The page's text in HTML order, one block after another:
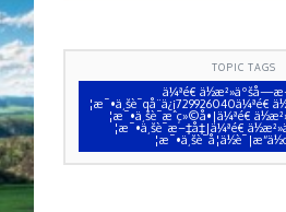
TOPIC TAGS
ä¼ªé€
¦æ¯•ä¸šè¯qå¨ä¿¡729926040ä¼ªé€
¦æ¯•ä¸šè¯æˆç»©å•|ä¼ªé€
¦æ¯•ä¸šè¯æ–‡å‡­|ä¼ªé€